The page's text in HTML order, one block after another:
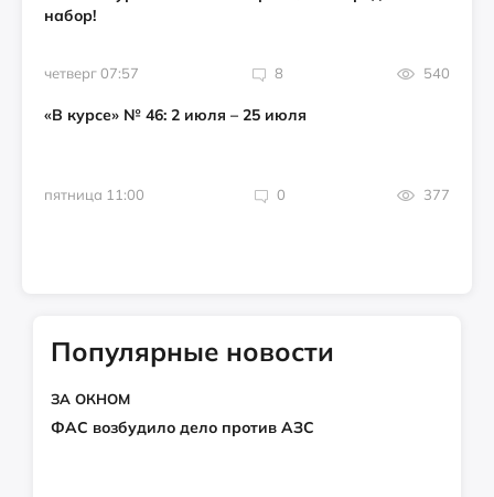
набор!
четверг 07:57 8 540
«В курсе» № 46: 2 июля – 25 июля
пятница 11:00 0 377
Популярные новости
ЗА ОКНОМ
ФАС возбудило дело против АЗС